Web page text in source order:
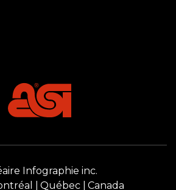
Infographie inc.
Québec Canada